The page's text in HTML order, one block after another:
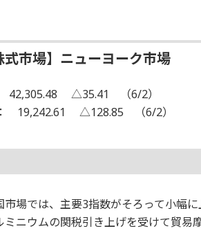
式市場】ニューヨーク市場
42,305.48 △35.41 （6/2）
19,242.61 △128.85 （6/2）
市場では、主要3指数がそろって小幅
ミニウムの関税引き上げを受けて貿